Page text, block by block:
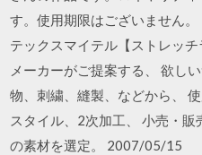
す。使用期限はございません
テックスマイテル【ストレッ
メーカーがご提案する、 欲し
物、刺繍、縫製、などから、
スタイル、2次加工、 小売・
の素材を選定。 2007/05/15